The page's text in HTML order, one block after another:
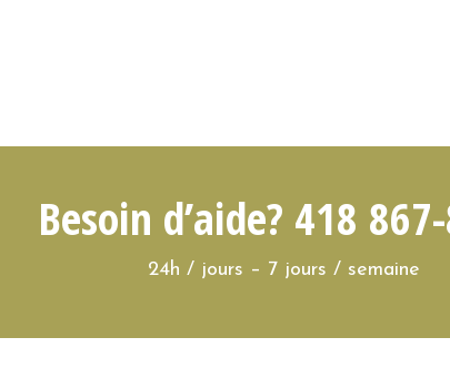
Besoin d’aide? 418
24h / jours – 7 jours / semaine